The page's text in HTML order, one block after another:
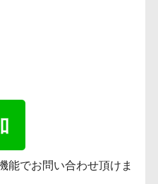
能でお問い合わせ頂けま